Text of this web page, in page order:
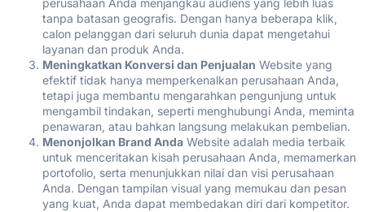
perusahaan Anda menjangkau audiens yang lebih luas
tanpa batasan geografis. Dengan hanya beberapa klik,
calon pelanggan dari seluruh dunia dapat mengetahui
layanan dan produk Anda.
Meningkatkan Konversi dan Penjualan Website yang
efektif tidak hanya memperkenalkan perusahaan Anda,
tetapi juga membantu mengarahkan pengunjung untuk
mengambil tindakan, seperti menghubungi Anda, meminta
penawaran, atau bahkan langsung melakukan pembelian.
Menonjolkan Brand Anda Website adalah media terbaik
untuk menceritakan kisah perusahaan Anda, memamerkan
portofolio, serta menunjukkan nilai dan visi perusahaan
Anda. Dengan tampilan visual yang memukau dan pesan
yang kuat, Anda dapat membedakan diri dari kompetitor.